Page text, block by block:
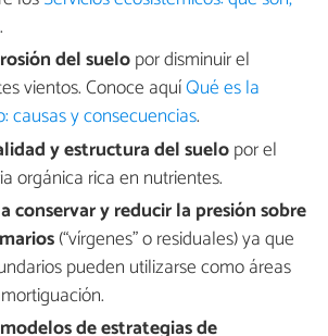
.
del suelopor disminuir el
vientos. Conoce aquíQué es la
causas y consecuencias.
y estructura del suelopor el
orgánica rica en nutrientes.
conservar y reducir la presión sobre
(“vírgenes” o residuales) ya que
pueden utilizarse como áreas
de estrategias de